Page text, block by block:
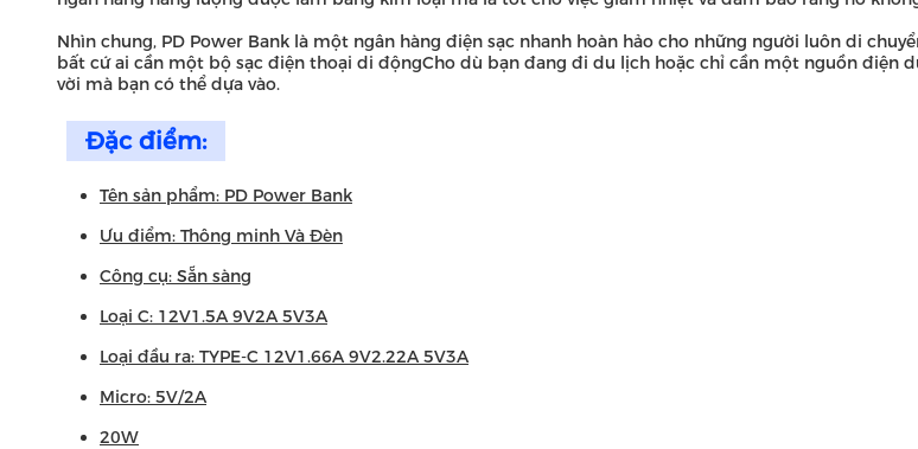
Nhìn chung, PD Power Bank là một ngân hàng điện sạc nhanh hoàn hảo cho những người luôn di
bất cứ ai cần một bộ sạc điện thoại di độngCho dù bạn đang đi du lịch hoặc chỉ cần một nguồn điện
vời mà bạn có thể dựa vào.
Đặc điểm:
Tên sản phẩm: PD Power Bank
Ưu điểm: Thông minh Và Đèn
Công cụ: Sẵn sàng
Loại C: 12V1.5A 9V2A 5V3A
Loại đầu ra: TYPE-C 12V1.66A 9V2.22A 5V3A
Micro: 5V/2A
20W